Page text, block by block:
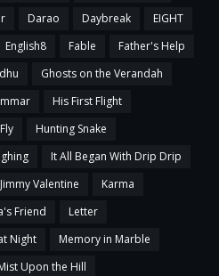
Darao Daybreak
EIGHT
English8 Fable
Father's Help
Ghosts on the Verandah
His First Flight
Hunting Snake
It All Began With Drip Drip
Jimmy Valentine
Karma
Friend
Letter
Night
Memory in Marble
Upon the Hill